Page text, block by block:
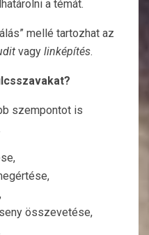
a témát.
mellé tartozhat az
vagy linképítés.
szempontot is
összevetése,